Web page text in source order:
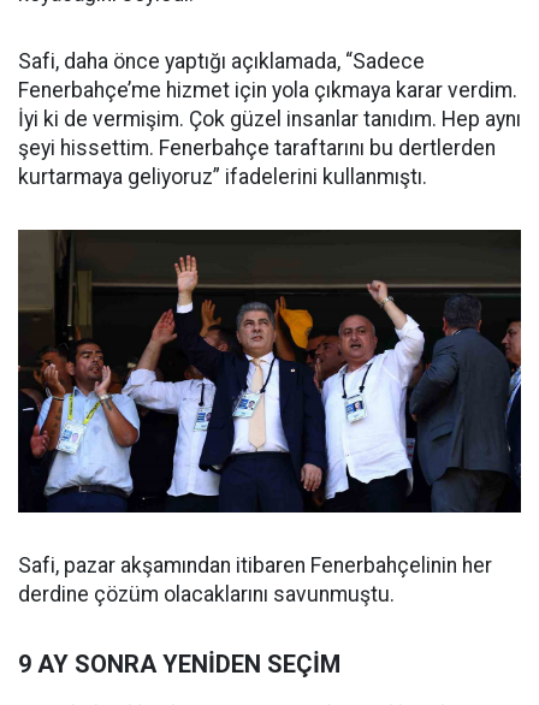
Safi, daha önce yaptığı açıklamada, “Sadece
Fenerbahçe’me hizmet için yola çıkmaya karar verdim.
İyi ki de vermişim. Çok güzel insanlar tanıdım. Hep aynı
şeyi hissettim. Fenerbahçe taraftarını bu dertlerden
kurtarmaya geliyoruz” ifadelerini kullanmıştı.
Safi, pazar akşamından itibaren Fenerbahçelinin her
derdine çözüm olacaklarını savunmuştu.
9 AY SONRA YENİDEN SEÇİM